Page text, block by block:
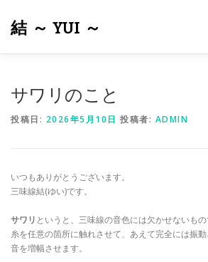
結 ～ YUI ～
リンク
サワリのこと
投稿日: 2026年5月10日 投稿者: ADMIN
いつもありがとうございます。
三味線結(ゆい)です。
サワリ というと、三味線の音色には欠かせないもの
糸を任意の箇所に触れさせて、あえて完全には振
音を増幅させます。